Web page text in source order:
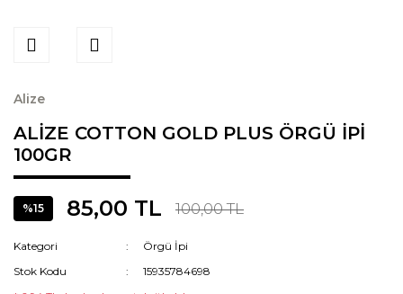
Alize
ALİZE COTTON GOLD PLUS ÖRGÜ İPİ
100GR
%15 85,00 TL 100,00 TL
Kategori
Örgü İpi
Stok Kodu
15935784698